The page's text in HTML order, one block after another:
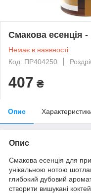
Смакова есенція -
Немає в наявності
Код: ПР404250
407 ₴
Опис
Опис
Смакова есенція для
унікальною нотою
глибокий дубовий
створити вишукані